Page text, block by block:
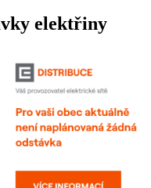
elektřiny